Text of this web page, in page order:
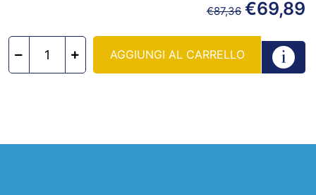
€87,36 €69,89
AGGIUNGI AL CARRELLO